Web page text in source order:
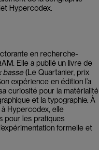
Hypercodex.
en recherche-
Elle a publié un livre de
basse(Le Quartanier, prix
expérience en édition l’a
curiosité pour la matérialité
et la typographie. À
Hypercodex, elle
pour les pratiques
formelle et